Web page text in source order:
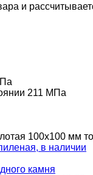
и
211 МПа
100х100
камня